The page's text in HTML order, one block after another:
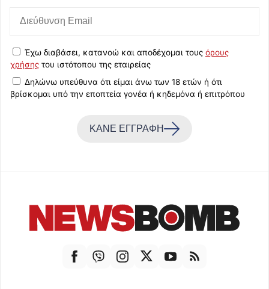
Έχω διαβάσει, κατανοώ και αποδέχομαι τους όρους
χρήσης του ιστότοπου της εταιρείας
Δηλώνω υπεύθυνα ότι είμαι άνω των 18 ετών ή ότι
βρίσκομαι υπό την εποπτεία γονέα ή κηδεμόνα ή επιτρόπου
ΚΑΝΕ ΕΓΓΡΑΦΗ